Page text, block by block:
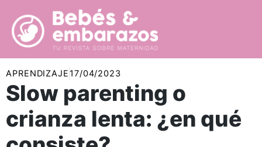
contenido
APRENDIZAJE17/04/2023
Slow parenting o
crianza lenta: ¿en qué